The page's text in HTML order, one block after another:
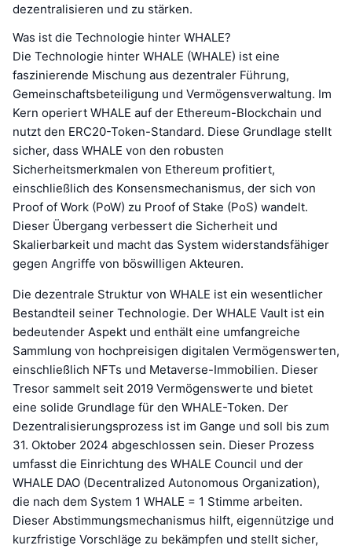
dezentralisieren und zu stärken.
Was ist die Technologie hinter WHALE?
Die Technologie hinter WHALE (WHALE) ist eine
faszinierende Mischung aus dezentraler Führung,
Gemeinschaftsbeteiligung und Vermögensverwaltung. Im
Kern operiert WHALE auf der Ethereum-Blockchain und
nutzt den ERC20-Token-Standard. Diese Grundlage stellt
sicher, dass WHALE von den robusten
Sicherheitsmerkmalen von Ethereum profitiert,
einschließlich des Konsensmechanismus, der sich von
Proof of Work (PoW) zu Proof of Stake (PoS) wandelt.
Dieser Übergang verbessert die Sicherheit und
Skalierbarkeit und macht das System widerstandsfähiger
gegen Angriffe von böswilligen Akteuren.
Die dezentrale Struktur von WHALE ist ein wesentlicher
Bestandteil seiner Technologie. Der WHALE Vault ist ein
bedeutender Aspekt und enthält eine umfangreiche
Sammlung von hochpreisigen digitalen Vermögenswerten,
einschließlich NFTs und Metaverse-Immobilien. Dieser
Tresor sammelt seit 2019 Vermögenswerte und bietet
eine solide Grundlage für den WHALE-Token. Der
Dezentralisierungsprozess ist im Gange und soll bis zum
31. Oktober 2024 abgeschlossen sein. Dieser Prozess
umfasst die Einrichtung des WHALE Council und der
WHALE DAO (Decentralized Autonomous Organization),
die nach dem System 1 WHALE = 1 Stimme arbeiten.
Dieser Abstimmungsmechanismus hilft, eigennützige und
kurzfristige Vorschläge zu bekämpfen und stellt sicher,